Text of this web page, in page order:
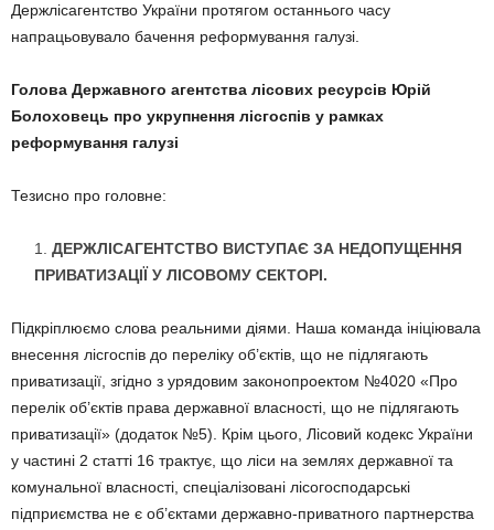
Держлісагентство України протягом останнього часу
напрацьовувало бачення реформування галузі.
Голова Державного агентства лісових ресурсів Юрій
Болоховець про укрупнення лісгоспів у рамках
реформування галузі
Тезисно про головне:
ДЕРЖЛІСАГЕНТСТВО ВИСТУПАЄ ЗА НЕДОПУЩЕННЯ
ПРИВАТИЗАЦІЇ У ЛІСОВОМУ СЕКТОРІ.
Підкріплюємо слова реальними діями. Наша команда ініціювала
внесення лісгоспів до переліку об’єктів, що не підлягають
приватизації, згідно з урядовим законопроектом №4020 «Про
перелік об’єктів права державної власності, що не підлягають
приватизації» (додаток №5). Крім цього, Лісовий кодекс України
у частині 2 статті 16 трактує, що ліси на землях державної та
комунальної власності, спеціалізовані лісогосподарські
підприємства не є об’єктами державно-приватного партнерства